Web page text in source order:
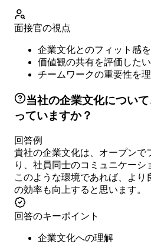
面接官の視点
企業文化とのフィット感
価値観の共有を評価したい
チームワークの重要性を
当社の企業文化につい
っていますか？
回答例
貴社の企業文化は、オープンで
り、社員同士のコミュニケー
このような環境であれば、よ
の効率も向上すると思います。
回答のキーポイント
企業文化への理解